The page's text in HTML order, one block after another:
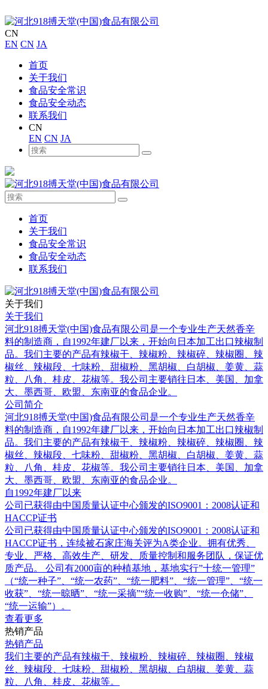
CN
EN CN JA
首页
关于我们
食品安全常识
食品安全动态
联系我们
CN
EN CN JA
首页
关于我们
食品安全常识
食品安全动态
联系我们
关于我们
关于我们
河北918搏天堂(中国)食品有限公司是一个专业生产天然香辛
料的制造商，自1992年建厂以来，开始向日本加工出口辣椒制
品。我们主要的产品有辣椒干、辣椒粉、辣椒碎、辣椒圈、辣
椒丝、辣椒段、七味粉、甜椒粉、黑胡椒、白胡椒、姜黄、蒜
粒、八角、桂皮、花椒等。我公司主要销往日本、美国、加拿
大、墨西哥、欧盟、东南亚的食品企业。
公司简介
河北918搏天堂(中国)食品有限公司是一个专业生产天然香辛
料的制造商，自1992年建厂以来，开始向日本加工出口辣椒制
品。我们主要的产品有辣椒干、辣椒粉、辣椒碎、辣椒圈、辣
椒丝、辣椒段、七味粉、甜椒粉、黑胡椒、白胡椒、姜黄、蒜
粒、八角、桂皮、花椒等。我公司主要销往日本、美国、加拿
大、墨西哥、欧盟、东南亚的食品企业。
自1992年建厂以来
公司已获得由中国质量认证中心颁发的ISO9001：2008认证和
HACCP证书
公司已获得由中国质量认证中心颁发的ISO9001：2008认证和
HACCP证书，连续被石家庄海关评为A类企业。拥有优秀、
专业、严格、高效生产、研发、质量控制和服务团队，保证优
质产品。 公司有2000亩的种植基地，基地实行”十统一管理”
（“统一种子”、“统一农药”、“统一肥料”、“统一管理”、“统一
收获”、“统一晾晒”、“统一采摘”“统一收购”、“统一仓储”、
“统一运输”）。
查看更多
热销产品
热销产品
我们主要的产品有辣椒干、辣椒粉、辣椒碎、辣椒圈、辣椒
丝、辣椒段、七味粉、甜椒粉、黑胡椒、白胡椒、姜黄、蒜
粒、八角、桂皮、花椒等。